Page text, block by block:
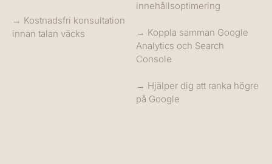
→ Kostnadsfri konsultation
innan talan väcks
innehållsoptimering
→ Koppla samman Google
Analytics och Search
Console
→ Hjälper dig att ranka högre
på Google